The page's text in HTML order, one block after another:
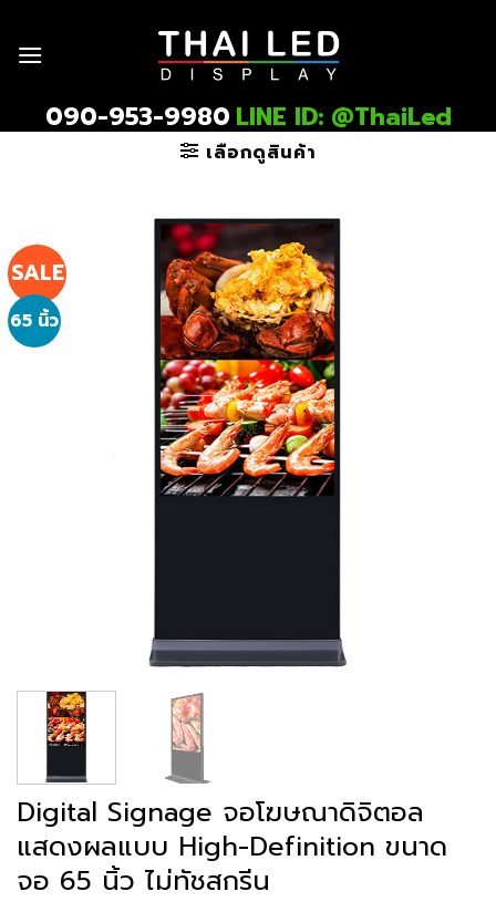
content
090-953-9980 LINE ID: @ThaiLed
เลือกดูสินค้า
SALE
65 นิ้ว
Digital Signage จอโฆษณาดิจิตอล
แสดงผลแบบ High-Definition ขนาด
จอ 65 นิ้ว ไม่ทัชสกรีน